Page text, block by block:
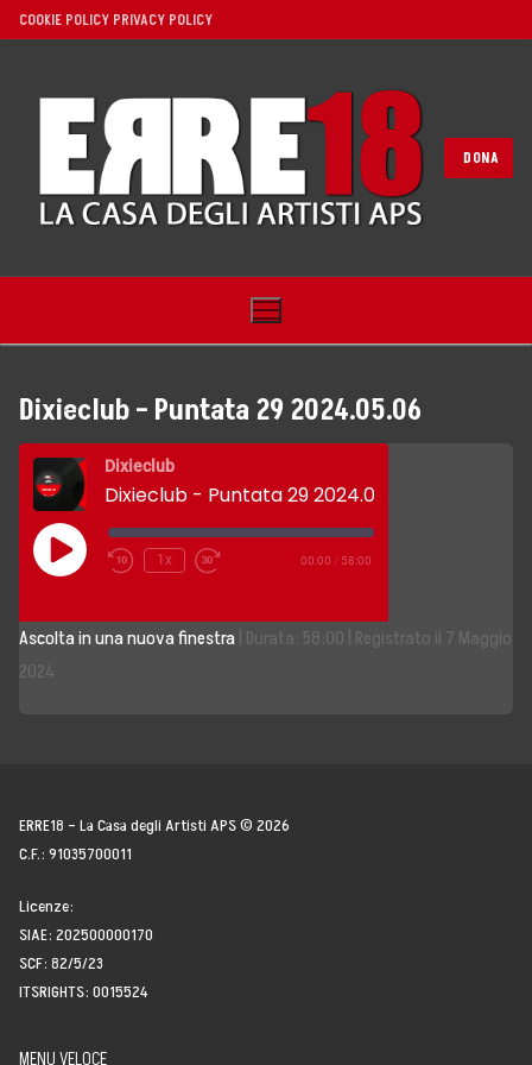
VaiCOOKIE POLICY PRIVACY POLICY
DONA
Home
Noi
Storia, Mission e Vision
Fondatori
Blogger
La Nostra Rete
Attività
Dixieclub – Puntata 29 2024.05.06
Dixieclub
Dixieclub - Puntata 29 2024.05.06
Play
Episode
1x 00:00 / 58:00
Ascolta in una nuova finestra Durata: 58:00 Registrato il 7 Maggio
2024
ERRE18 – La Casa degli Artisti APS © 2026
C.F.: 91035700011
Licenze:
SIAE: 202500000170
SCF: 82/5/23
ITSRIGHTS: 0015524
MENU VELOCE